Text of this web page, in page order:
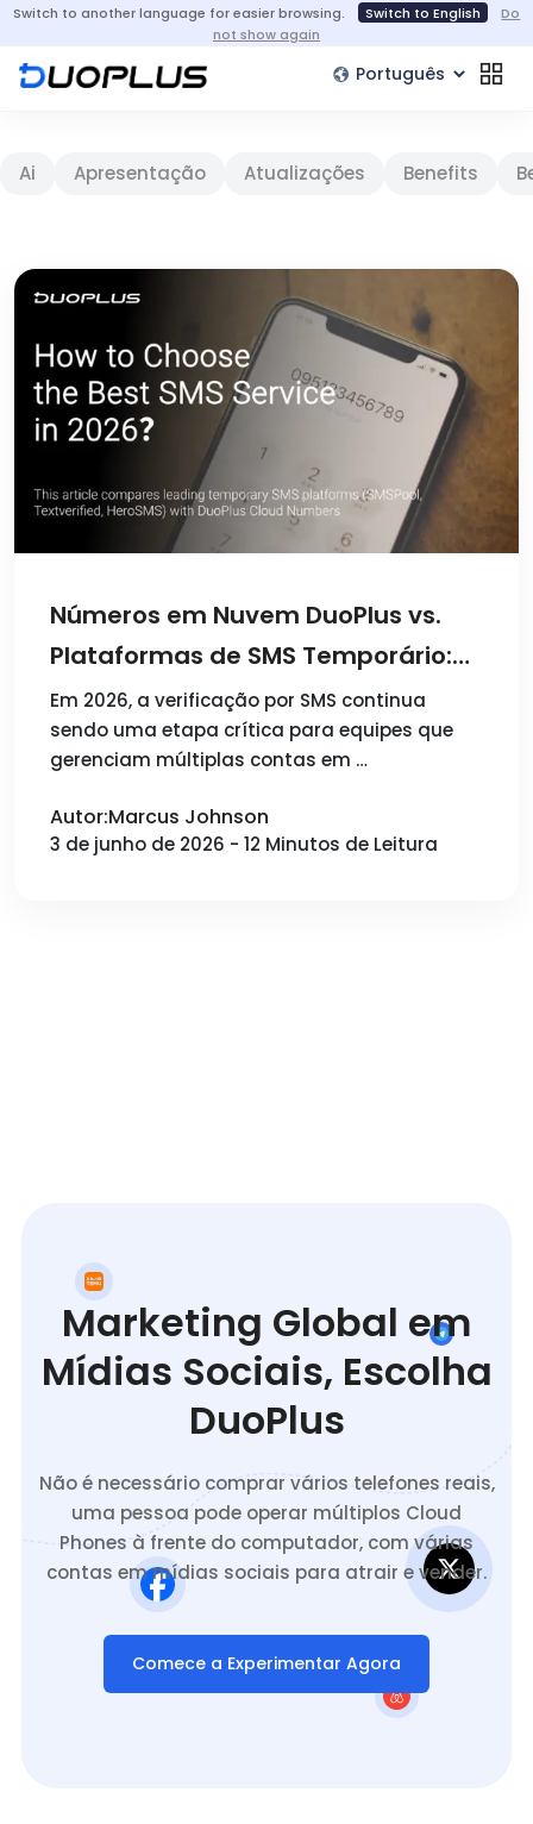
Switch to another language for easier browsing. Switch to English
Do
not show again
Ai Apresentação Atualizações Benefits
Números em Nuvem DuoPlus vs.
Plataformas de SMS Temporário:
Como Escolher o Melhor Serviço de
SMS em 2026
Em 2026, a verificação por SMS continua
sendo uma etapa crítica para equipes que
gerenciam múltiplas contas em …
Autor:Marcus Johnson
3 de junho de 2026 - 12 Minutos de Leitura
Marketing Global em
Mídias Sociais, Escolha
DuoPlus
Não é necessário comprar vários telefones reais,
uma pessoa pode operar múltiplos Cloud
Phones à frente do computador, com várias
contas em mídias sociais para atrair e vender.
Comece a Experimentar Agora